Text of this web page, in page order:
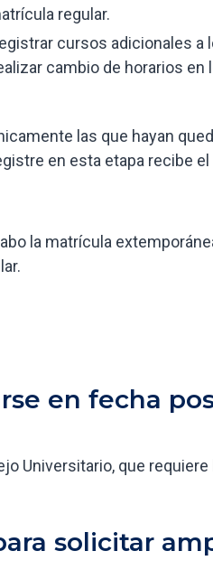
regular.
cursos adicionales a
cambio de horarios en
las que hayan
en esta etapa recibe el
la matrícula
en fecha
Universitario, que
solicitar